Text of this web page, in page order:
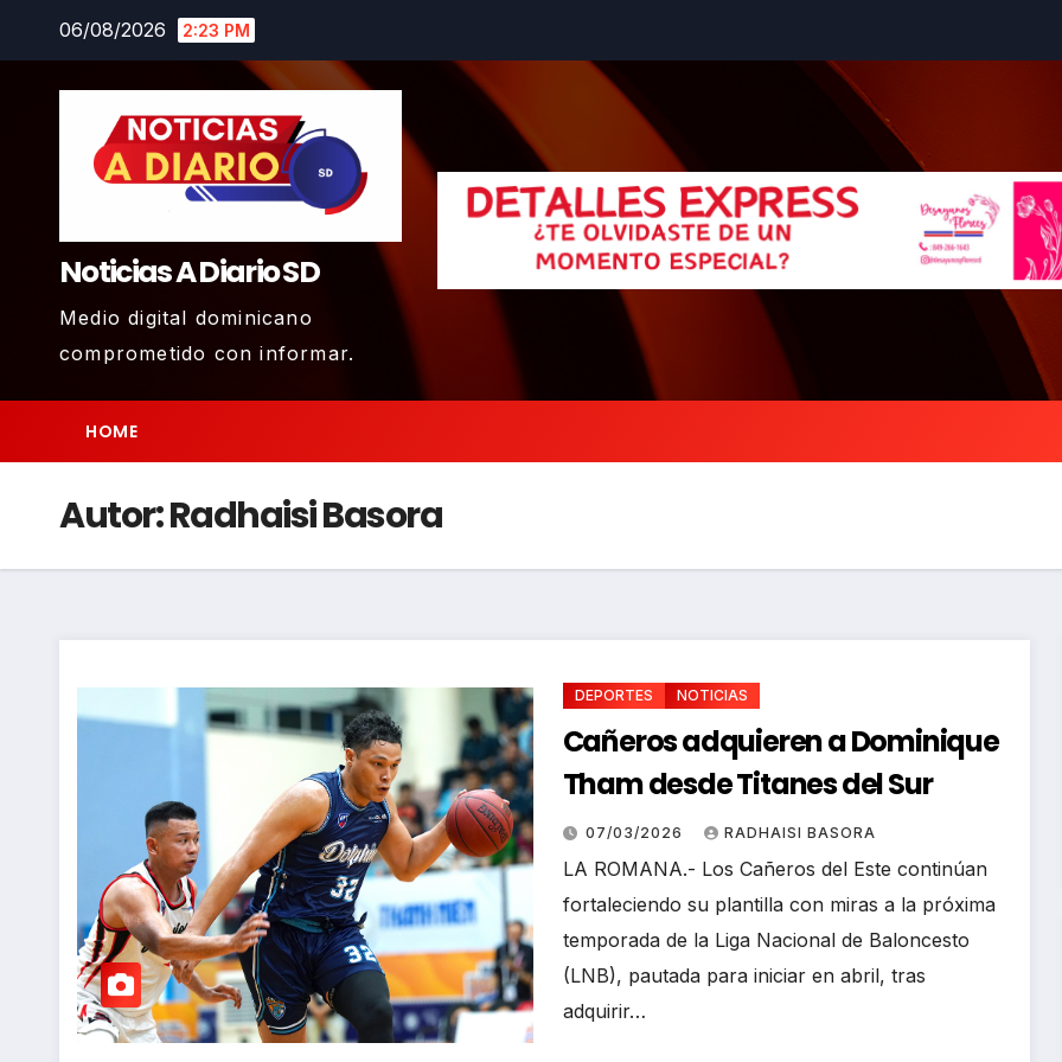
content
06/08/2026 2:23 PM
Noticias A Diario SD
Medio digital dominicano
comprometido con informar.
HOME
Autor:Radhaisi Basora
DEPORTES NOTICIAS
Cañeros adquieren a Dominique
Tham desde Titanes del Sur
07/03/2026 RADHAISI BASORA
LA ROMANA.- Los Cañeros del Este continúan
fortaleciendo su plantilla con miras a la próxima
temporada de la Liga Nacional de Baloncesto
(LNB), pautada para iniciar en abril, tras
adquirir…
S
NOTICIA
S